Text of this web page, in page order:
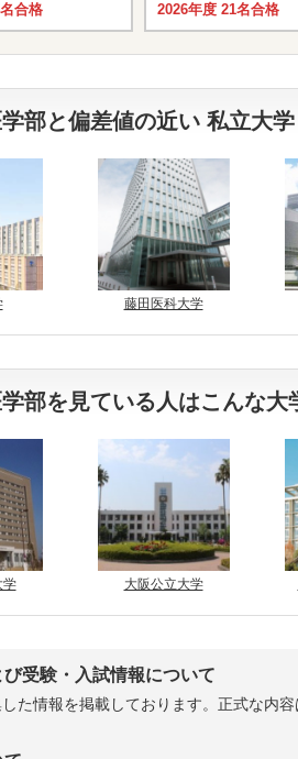
合格 2026年度 21名合格
部と偏差値の近い 私立大学
藤田医科大学
部を見ている人はこんな大
学 大阪公立大学
受験・入試情報について
た情報を掲載しております。正式な内